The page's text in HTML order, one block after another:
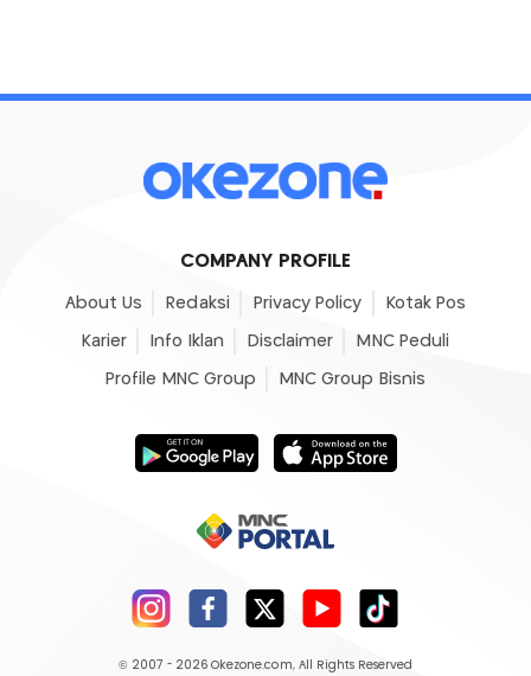
COMPANY PROFILE
About Us Redaksi Privacy Policy Kotak Pos
Karier Info Iklan Disclaimer MNC Peduli
Profile MNC Group MNC Group Bisnis
© 2007 - 2026 Okezone.com, All Rights Reserved